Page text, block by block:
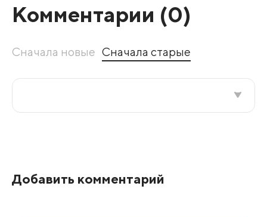
Комментарии (0)
Сначала новые Сначала старые
Добавить комментарий